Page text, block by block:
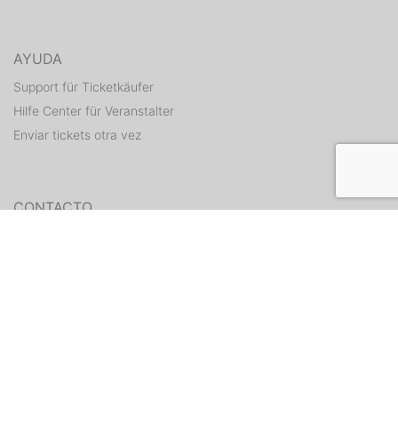
AYUDA
Support für Ticketkäufer
Hilfe Center für Veranstalter
Enviar tickets otra vez
CONTACTO